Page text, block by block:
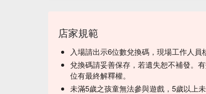
店家規範
入場請出示6位數兌換碼，現場工作人員
兌換碼請妥善保存，若遺失恕不補發。
位有最終解釋權。
未滿5歲之孩童無法參與遊戲，5歲以上